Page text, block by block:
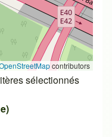
contributors
sélectionnés